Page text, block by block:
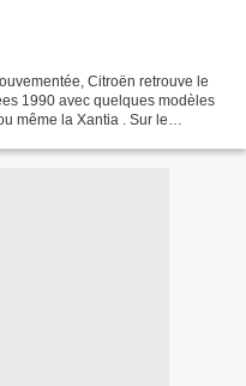
Citroën retrouve le
1990 avec quelques modèles
même la Xantia . Sur le